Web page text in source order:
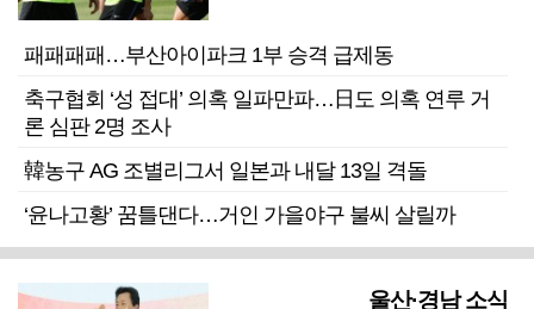
패패패패…부산아이파크 1부 승격 급제동
축구협회 ‘성 접대’ 의혹 일파만파…日도 의혹 연루 거
론 심판 2명 조사
韓농구 AG 조별리그서 일본과 내달 13일 격돌
‘윤나고황’ 꿈틀댄다…거인 가을야구 불씨 살릴까
울산·경남 소식